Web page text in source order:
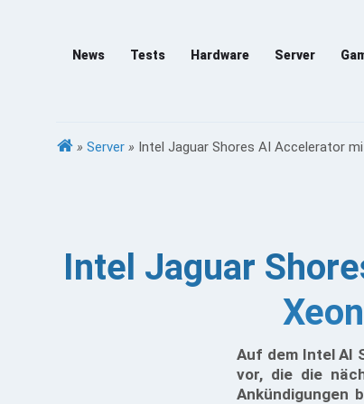
News Tests Hardware Server
» Server » Intel Jaguar Shores AI Accelerator
Intel Jaguar
Auf dem Intel AI
vor, die die
Ankündigungen